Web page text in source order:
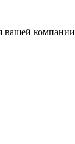
вашей компании